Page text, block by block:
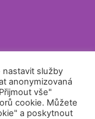
nastavit služby
anonymizovaná
vše"
cookie. Můžete
a poskytnout